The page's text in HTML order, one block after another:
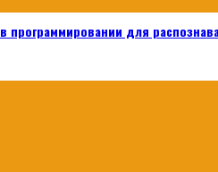
программировании для